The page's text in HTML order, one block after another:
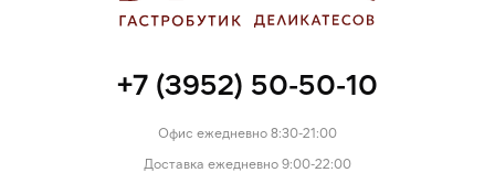
+7 (3952) 50-50-10
Офис ежедневно 8:30-21:00
Доставка ежедневно 9:00-22:00